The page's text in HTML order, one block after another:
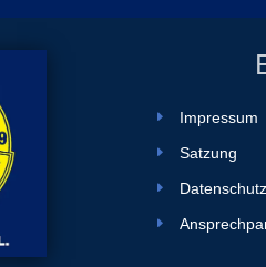
Impressum
Satzung